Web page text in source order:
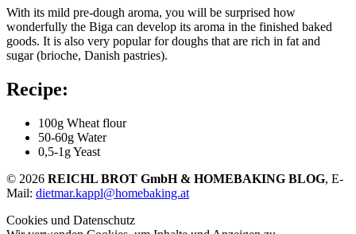
With its mild pre-dough aroma, you will be surprised how
wonderfully the Biga can develop its aroma in the finished baked
goods. It is also very popular for doughs that are rich in fat and
sugar (brioche, Danish pastries).
Recipe:
100g Wheat flour
50-60g Water
0,5-1g Yeast
© 2026 REICHL BROT GmbH & HOMEBAKING BLOG, E-
Mail: dietmar.kappl@homebaking.at
Cookies und Datenschutz